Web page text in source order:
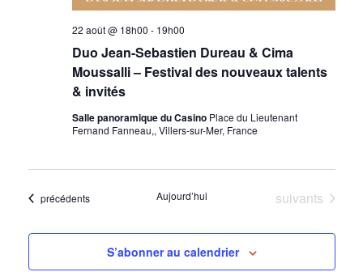
Duo Jean-Sebastien Dureau & Cima
Moussalli – Festival des nouveaux talents
& invités
22 août @ 18h00 - 19h00
Salle panoramique du Casino Place du Lieutenant
Fernand Fanneau,, Villers-sur-Mer, France
Évènements
précédents Aujourd’hui Évènements
suivants
S’abonner au calendrier